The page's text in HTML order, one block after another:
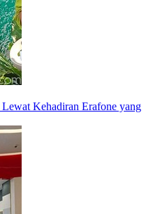
Kehadiran Erafone yang